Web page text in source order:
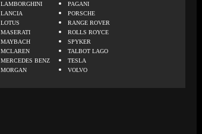
LAMBORGHINI
LANCIA
LOTUS
MASERATI
MAYBACH
MCLAREN
MERCEDES BENZ
MORGAN
PAGANI
PORSCHE
RANGE ROVER
ROLLS ROYCE
SPYKER
TALBOT LAGO
TESLA
VOLVO